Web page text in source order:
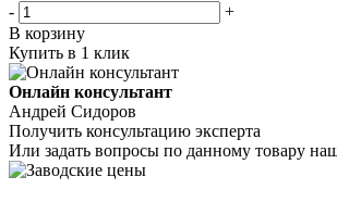
-
+
В корзину
Купить в 1 клик
Онлайн консультант
Андрей Сидоров
Получить консультацию эксперта
Или задать вопросы по данному товару